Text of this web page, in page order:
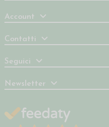
Account
Contatti
Seguici
Newsletter